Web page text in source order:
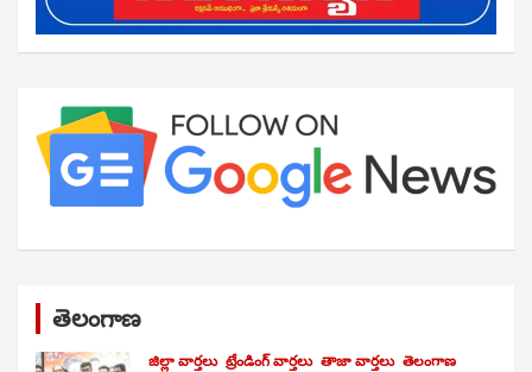
తెలంగాణ
జిల్లా వార్తలు ట్రేండింగ్ వార్తలు తాజా వార్తలు తెలంగాణ